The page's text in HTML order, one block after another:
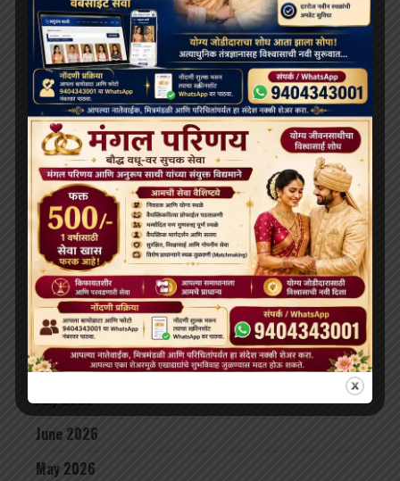
RECENT POSTS
दलाई लामा 91 साल के हो गए हैं; भारत और चीन के बीच बौद्ध धर्म
के भविष्य को लेकर खींचतान चल रही है
भव्य बौद्ध धम्म जुलूस बोमडिला में प्रवेश करता है
‘विकसित भारत 2047’ के लिए बौद्ध मूल्य और आधुनिक विज्ञान
अहम: हिमाचल के राज्यपाल
थाईलैंड के महामहिम राजा ने सड़क दुर्घटना में घायल भिक्षुओं की
देखभाल की जिम्मेदारी ली, शाही संरक्षण में होगा उपचार
दलाई लामा लद्दाख लौटे, भारत के हिमालयी बौद्ध संबंधों को और
मज़बूत किया
ARCHIVES
July 2026
June 2026
May 2026